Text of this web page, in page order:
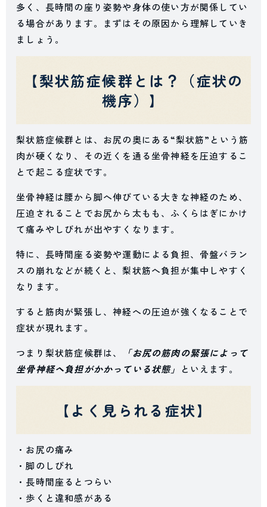
多く、長時間の座り姿勢や身体の使い方が関係してい
る場合があります。まずはその原因から理解していき
ましょう。
【梨状筋症候群とは？（症状の
機序）】
梨状筋症候群とは、お尻の奥にある“梨状筋”という筋
肉が硬くなり、その近くを通る坐骨神経を圧迫するこ
とで起こる症状です。
坐骨神経は腰から脚へ伸びている大きな神経のため、
圧迫されることでお尻から太もも、ふくらはぎにかけ
て痛みやしびれが出やすくなります。
特に、長時間座る姿勢や運動による負担、骨盤バラン
スの崩れなどが続くと、梨状筋へ負担が集中しやすく
なります。
すると筋肉が緊張し、神経への圧迫が強くなることで
症状が現れます。
つまり梨状筋症候群は、
「お尻の筋肉の緊張によって
坐骨神経へ負担がかかっている状態」
といえます。
【よく見られる症状】
・お尻の痛み
・脚のしびれ
・長時間座るとつらい
・歩くと違和感がある